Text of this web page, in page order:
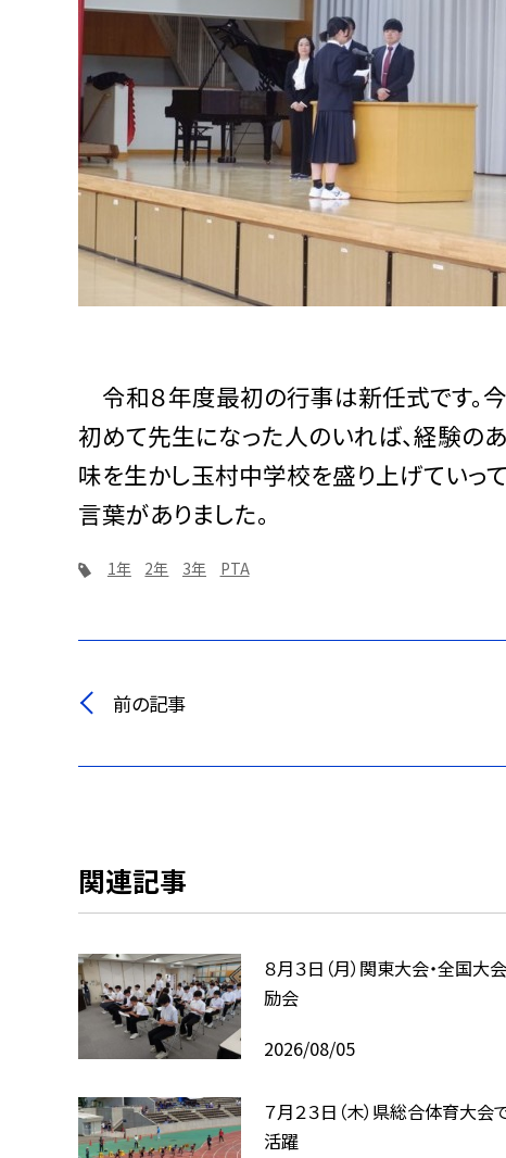
令和８年度最初の行事は新任式です。
初めて先生になった人のいれば、経験の
味を生かし玉村中学校を盛り上げていっ
言葉がありました。
1年 2年 3年 PTA
前の記事
関連記事
８月３日（月）関東大会・全国大
励会
2026/08/05
７月２３日（木）県総合体育大会
活躍